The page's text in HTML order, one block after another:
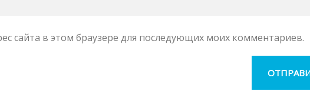
сайта в этом браузере для последующих моих комментариев.